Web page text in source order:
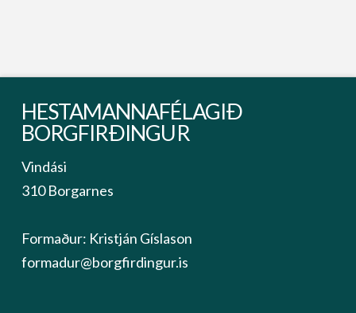
HESTAMANNAFÉLAGIÐ
BORGFIRÐINGUR
Vindási
310 Borgarnes
Formaður: Kristján Gíslason
formadur@borgfirdingur.is